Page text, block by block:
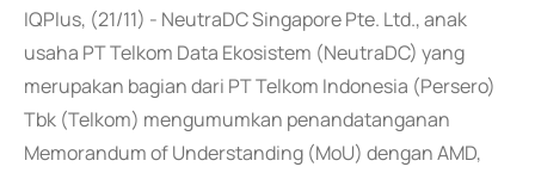
IQPlus, (21/11) - NeutraDC Singapore Pte. Ltd., anak
usaha PT Telkom Data Ekosistem (NeutraDC) yang
merupakan bagian dari PT Telkom Indonesia (Persero)
Tbk (Telkom) mengumumkan penandatanganan
Memorandum of Understanding (MoU) dengan AMD,